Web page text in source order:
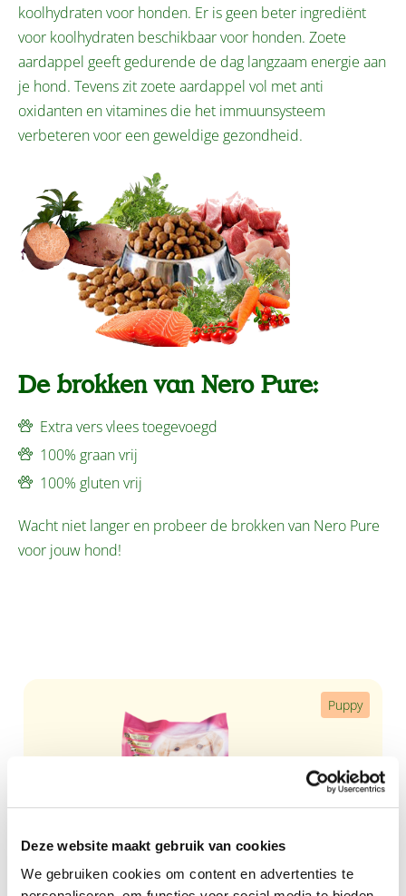
Deze website maakt gebruik van cookies
We gebruiken cookies om content en advertenties te
koolhydraten voor honden. Er is geen beter ingrediënt
voor koolhydraten beschikbaar voor honden. Zoete
aardappel geeft gedurende de dag langzaam energie aan
je hond. Tevens zit zoete aardappel vol met anti
oxidanten en vitamines die het immuunsysteem
verbeteren voor een geweldige gezondheid.
De brokken van Nero Pure:
Extra vers vlees toegevoegd
100% graan vrij
100% gluten vrij
Wacht niet langer en probeer de brokken van Nero Pure
voor jouw hond!
Puppy